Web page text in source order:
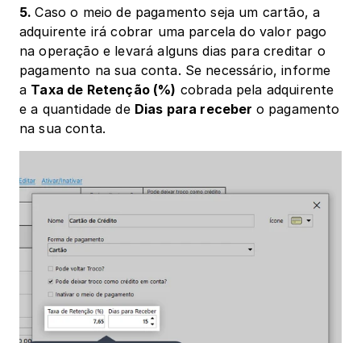
5. Caso o meio de pagamento seja um cartão, a
adquirente irá cobrar uma parcela do valor pago
na operação e levará alguns dias para creditar o
pagamento na sua conta. Se necessário, informe
a Taxa de Retenção (%) cobrada pela adquirente
e a quantidade de Dias para receber o pagamento
na sua conta.